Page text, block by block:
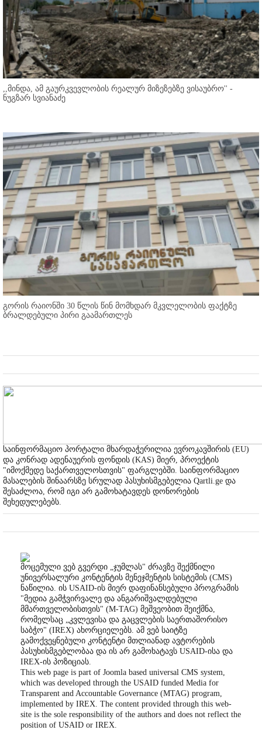
,,მინდა, ამ გაურკვევლობის რეალურ მიზეზებზე ვისაუბრო'' -
ნუგზარ სვიანაძე
გორის რაიონში 30 წლის წინ მომხდარ მკვლელობის ფაქტზე
ბრალდებული პირი გაამართლეს
საინფორმაციო პორტალი მხარდაჭერილია ევროკავშირის (EU)
და კონრად ადენაუერის ფონდის (KAS) მიერ, პროექტის
"იმოქმედე საქართველოსთვის" ფარგლებში. საინფორმაციო
მასალების შინაარსზე სრულად პასუხისმგებელია Qartli.ge და
შესაძლოა, რომ იგი არ გამოხატავდეს დონორების
შეხედულებებს.
მოცემული ვებ გვერდი „ჯუმლას" ძრავზე შექმნილი
უნივერსალური კონტენტის მენეჯმენტის სისტემის (CMS)
ნაწილია. ის USAID-ის მიერ დაფინანსებული პროგრამის
"მედია გამჭვირვალე და ანგარიშვალდებული
მმართველობისთვის" (M-TAG) მეშვეობით შეიქმნა,
რომელსაც „კვლევისა და გაცვლების საერთაშორისო
საბჭო" (IREX) ახორციელებს. ამ ვებ საიტზე
გამოქვეყნებული კონტენტი მთლიანად ავტორების
პასუხისმგებლობაა და ის არ გამოხატავს USAID-ისა და
IREX-ის პოზიციას.
This web page is part of Joomla based universal CMS system,
which was developed through the USAID funded Media for
Transparent and Accountable Governance (MTAG) program,
implemented by IREX. The content provided through this web-
site is the sole responsibility of the authors and does not reflect the
position of USAID or IREX.